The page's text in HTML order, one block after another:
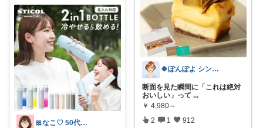
🎀なこ♡︎ 50代主婦の"買って正解"
🍀ぽんぽよ シンプル時短ライフ🍀
断面を見た瞬間に「これは絶対
おいしい」って ...
￥ 4,980～
2 1 912